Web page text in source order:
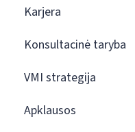
Karjera
Konsultacinė taryba
VMI strategija
Apklausos